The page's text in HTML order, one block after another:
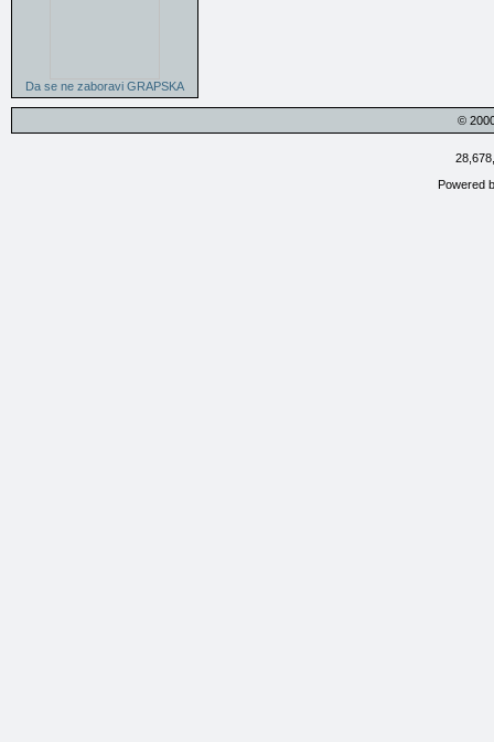
Da se ne zaboravi GRAPSKA
©
Powered